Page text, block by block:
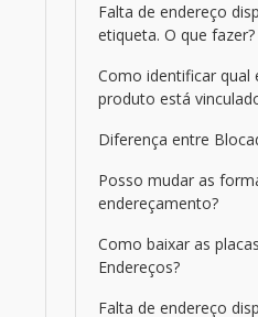
Falta de endereço
etiqueta. O que fazer?
Como identificar qual
produto está
Diferença entre
Posso mudar as
endereçamento?
Como baixar as
Endereços?
Falta de endereço